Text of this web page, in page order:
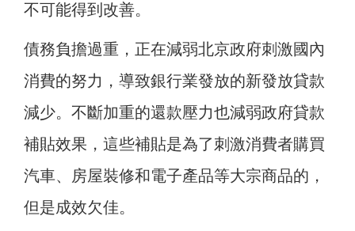
不可能得到改善。
債務負擔過重，正在減弱北京政府刺激國內
消費的努力，導致銀行業發放的新發放貸款
減少。不斷加重的還款壓力也減弱政府貸款
補貼效果，這些補貼是為了刺激消費者購買
汽車、房屋裝修和電子產品等大宗商品的，
但是成效欠佳。